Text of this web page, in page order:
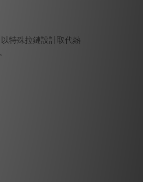
特殊拉鏈設計取代熱